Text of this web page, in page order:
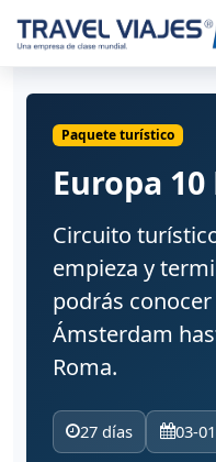
Paquete turístico
Europa
Circuito
empieza y
podrás
Ámsterdam
Roma.
27 días 03-